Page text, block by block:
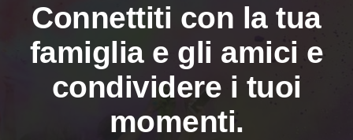
Connettiti con la tua
famiglia e gli amici e
condividere i tuoi
momenti.